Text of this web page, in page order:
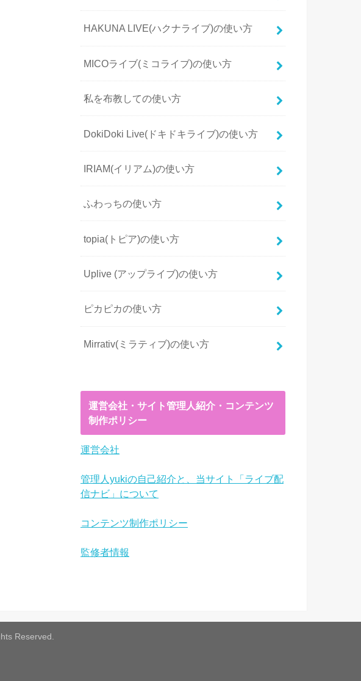
HAKUNA LIVE(ハクナライブ)の使い方
MICOライブ(ミコライブ)の使い方
私を布教しての使い方
DokiDoki Live(ドキドキライブ)の使い方
IRIAM(イリアム)の使い方
ふわっちの使い方
topia(トピア)の使い方
Uplive (アップライブ)の使い方
ピカピカの使い方
Mirrativ(ミラティブ)の使い方
運営会社・サイト管理人紹介・コンテンツ
制作ポリシー
運営会社
管理人yukiの自己紹介と、当サイト「ライブ配
信ナビ」について
コンテンツ制作ポリシー
監修者情報
Reserved.